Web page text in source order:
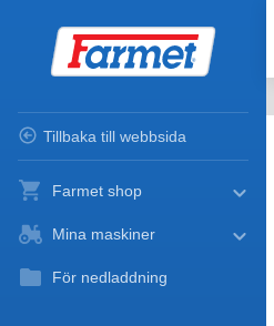
Tillbaka till webbsida
Farmet shop
Mina maskiner
För nedladdning